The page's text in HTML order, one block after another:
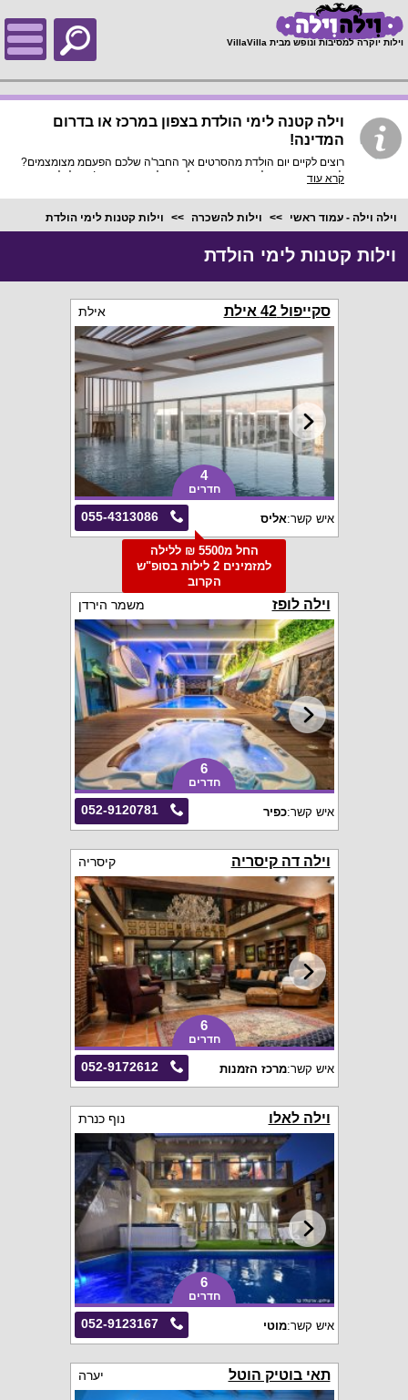
וילות יוקרה למסיבות ונופש מבית VillaVilla
וילה קטנה לימי הולדת בצפון במרכז או בדרום
המדינה!
רוצים לקיים יום הולדת מהסרטים אך החבר'ה שלכם הפעםמ מצומצמים?
לרשותכם מאגר וילות נופש קטנות לימי הולדת מהסרטים! תוכלו למצוא
פוקר, סנוקר, כדורגל שולחן, הוקי אוויר וממערכות שמע גדולות כמו
רמקולים וערכות קריוקי!
קרא עוד
וילה וילה - עמוד ראשי וילות להשכרה וילות קטנות לימי הולדת
וילות קטנות לימי הולדת
סקייפול 42 אילת אילת
4
חדרים
055-4313086 איש קשר:אליס
החל מ5500 ₪ ללילה
למזמינים 2 לילות בסופ"ש
הקרוב
וילה לופז משמר הירדן
6
חדרים
052-9120781 איש קשר:כפיר
וילה דה קיסריה קיסריה
6
חדרים
052-9172612 איש קשר:מרכז הזמנות
וילה לאלו נוף כנרת
6
חדרים
052-9123167 איש קשר:מוטי
תאי בוטיק הוטל יערה